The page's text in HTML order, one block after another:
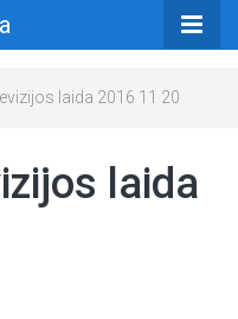
laida 2016 11 20
laida